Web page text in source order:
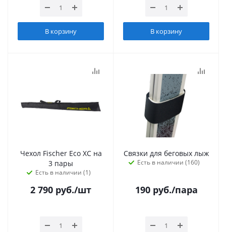
В корзину В корзину
Чехол Fischer Eco XC на
3 пары
Есть в наличии (1)
2 790 руб./шт
Связки для беговых лыж
Есть в наличии (160)
190руб./пара